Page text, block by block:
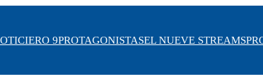
9PROTAGONISTASEL NUEVE STREAMS